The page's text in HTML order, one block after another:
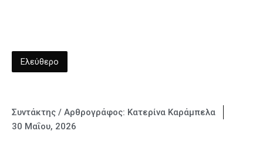
Ελεύθερο
Συντάκτης / Αρθρογράφος: Κατερίνα Καράμπελα
30 Μαΐου, 2026